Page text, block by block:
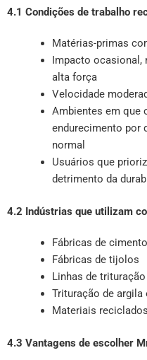
4.1 Condições de trabalho
Matérias-primas
Impacto ocasional,
alta força
Velocidade
Ambientes em que
endurecimento por
normal
Usuários que
detrimento da
4.2 Indústrias que utilizam
Fábricas de
Fábricas de tijolos
Linhas de
Trituração de argila
Materiais
4.3 Vantagens de escolher